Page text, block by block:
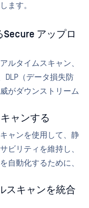
ます。
アップロ
ルタイムスキャン、
DLP（データ損失防
がダウンストリーム
ャンする
ャンを使用して、静
ビリティを維持し、
自動化するために、
スキャンを統合